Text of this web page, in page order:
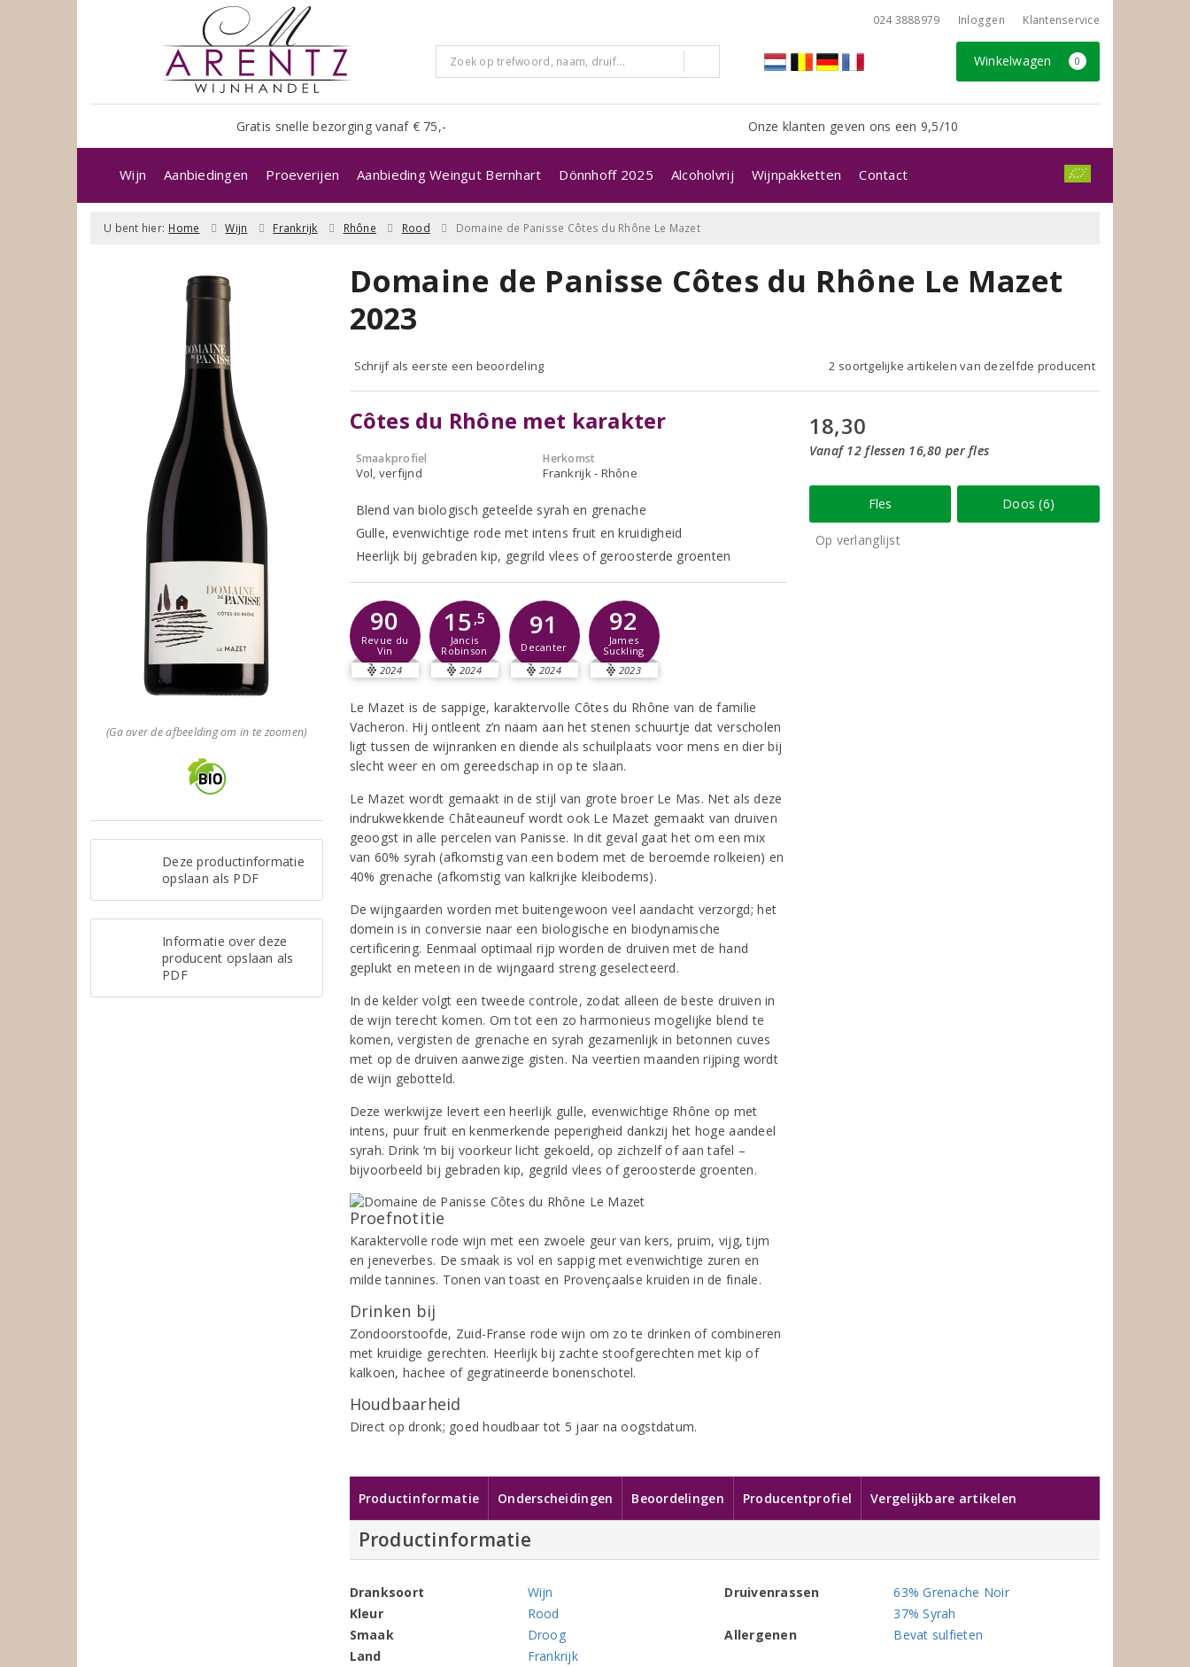
024 3888979 Inloggen Klantenservice
Winkelwagen 0
Gratis snelle bezorging vanaf € 75,- Onze klanten geven ons een 9,5/10
Wijn Aanbiedingen Proeverijen Aanbieding Weingut Bernhart Dönnhoff 2025 Alcoholvrij Wijnpakketten Contact
U bent hier: Home Wijn Frankrijk Rhône Rood Domaine de Panisse Côtes du Rhône Le Mazet
(Ga over de afbeelding om in te zoomen)
Deze productinformatie
opslaan als PDF
Informatie over deze
producent opslaan als
PDF
Domaine de Panisse Côtes du Rhône Le Mazet
2023
Schrijf als eerste een beoordeling 2 soortgelijke artikelen van dezelfde producent
Côtes du Rhône met karakter
Smaakprofiel
Vol, verfijnd
Herkomst
Frankrijk - Rhône
Blend van biologisch geteelde syrah en grenache
Gulle, evenwichtige rode met intens fruit en kruidigheid
Heerlijk bij gebraden kip, gegrild vlees of geroosterde groenten
90
Revue du
Vin
2024
15,5
Jancis
Robinson
2024
91
Decanter
2024
92
James
Suckling
2023
Le Mazet is de sappige, karaktervolle Côtes du Rhône van de familie
Vacheron. Hij ontleent z’n naam aan het stenen schuurtje dat verscholen
ligt tussen de wijnranken en diende als schuilplaats voor mens en dier bij
slecht weer en om gereedschap in op te slaan.
Le Mazet wordt gemaakt in de stijl van grote broer Le Mas. Net als deze
indrukwekkende Châteauneuf wordt ook Le Mazet gemaakt van druiven
geoogst in alle percelen van Panisse. In dit geval gaat het om een mix
van 60% syrah (afkomstig van een bodem met de beroemde rolkeien) en
40% grenache (afkomstig van kalkrijke kleibodems).
De wijngaarden worden met buitengewoon veel aandacht verzorgd; het
domein is in conversie naar een biologische en biodynamische
certificering. Eenmaal optimaal rijp worden de druiven met de hand
geplukt en meteen in de wijngaard streng geselecteerd.
In de kelder volgt een tweede controle, zodat alleen de beste druiven in
de wijn terecht komen. Om tot een zo harmonieus mogelijke blend te
komen, vergisten de grenache en syrah gezamenlijk in betonnen cuves
met op de druiven aanwezige gisten. Na veertien maanden rijping wordt
de wijn gebotteld.
Deze werkwijze levert een heerlijk gulle, evenwichtige Rhône op met
intens, puur fruit en kenmerkende peperigheid dankzij het hoge aandeel
syrah. Drink ‘m bij voorkeur licht gekoeld, op zichzelf of aan tafel –
bijvoorbeeld bij gebraden kip, gegrild vlees of geroosterde groenten.
Proefnotitie
Karaktervolle rode wijn met een zwoele geur van kers, pruim, vijg, tijm
en jeneverbes. De smaak is vol en sappig met evenwichtige zuren en
milde tannines. Tonen van toast en Provençaalse kruiden in de finale.
Drinken bij
Zondoorstoofde, Zuid-Franse rode wijn om zo te drinken of combineren
met kruidige gerechten. Heerlijk bij zachte stoofgerechten met kip of
kalkoen, hachee of gegratineerde bonenschotel.
Houdbaarheid
Direct op dronk; goed houdbaar tot 5 jaar na oogstdatum.
18,30
Vanaf 12 flessen 16,80 per fles
Fles Doos (6)
Op verlanglijst
Productinformatie Onderscheidingen Beoordelingen Producentprofiel Vergelijkbare artikelen
Productinformatie
Dranksoort
Wijn
Kleur
Rood
Smaak
Droog
Land
Frankrijk
Druivenrassen
63% Grenache Noir
37% Syrah
Allergenen
Bevat sulfieten